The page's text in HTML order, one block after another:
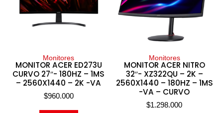
Monitores
MONITOR ACER ED273U
CURVO 27″- 180HZ – 1MS
– 2560X1440 – 2K -VA
$960.000
Monitores
MONITOR ACER NITRO
32″- XZ322QU – 2K –
2560X1440 – 180HZ – 1MS
-VA – CURVO
$1.298.000